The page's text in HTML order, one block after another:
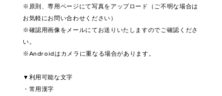
※原則、専用ページにて写真をアップロード（ご不明な場合は
お気軽にお問い合わせください）
※確認用画像をメールにてお送りいたしますのでご確認くださ
い。
※Androidはカメラに重なる場合があります。
▼利用可能な文字
・常用漢字